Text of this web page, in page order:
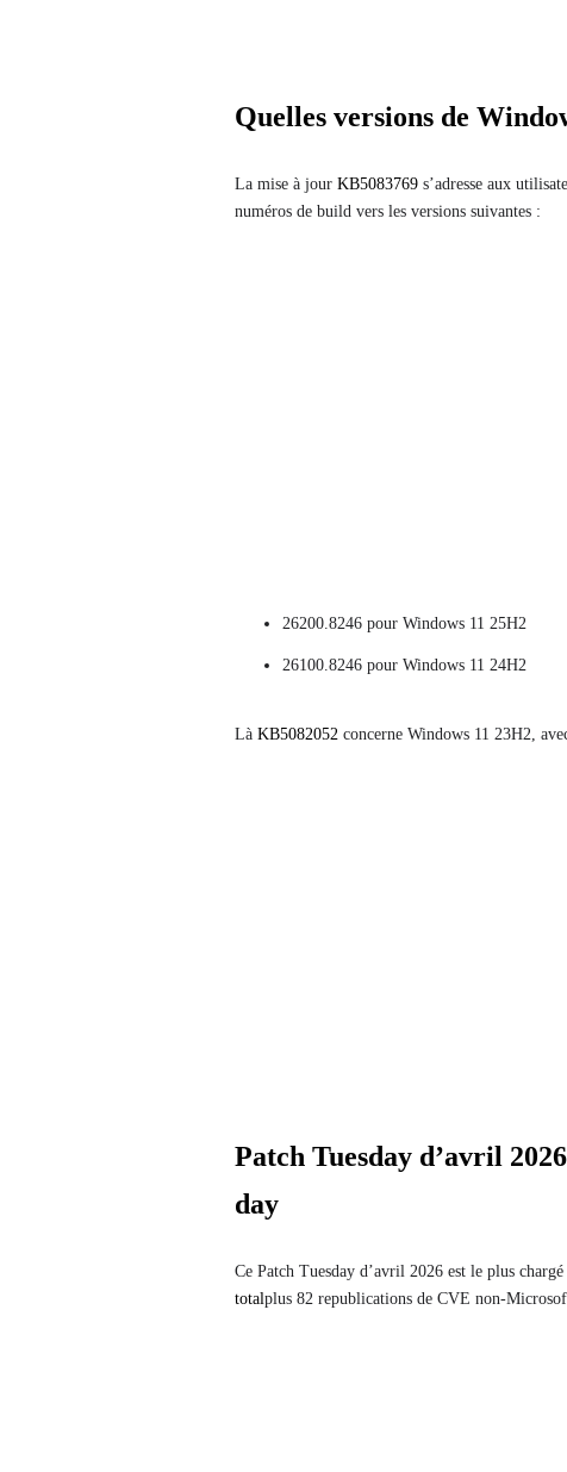
Quelles versions de
La mise à jour KB5083769 s’adresse aux
numéros de build vers les versions suivantes :
26200.8246 pour Windows 11 25H2
26100.8246 pour Windows 11 24H2
Là KB5082052 concerne Windows 11 23H2,
Patch Tuesday d’avril
day
Ce Patch Tuesday d’avril 2026 est le plus chargé
totalplus 82 republications de CVE non-